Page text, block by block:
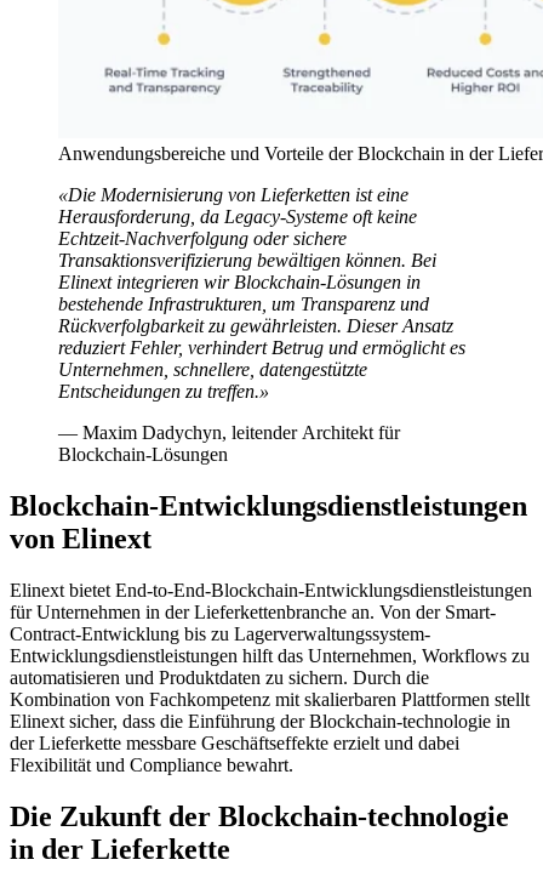
Anwendungsbereiche und Vorteile der Blockchain in der
«Die Modernisierung von Lieferketten ist eine
Herausforderung, da Legacy-Systeme oft keine
Echtzeit-Nachverfolgung oder sichere
Transaktionsverifizierung bewältigen können. Bei
Elinext integrieren wir Blockchain-Lösungen in
bestehende Infrastrukturen, um Transparenz und
Rückverfolgbarkeit zu gewährleisten. Dieser Ansatz
reduziert Fehler, verhindert Betrug und ermöglicht es
Unternehmen, schnellere, datengestützte
Entscheidungen zu treffen.»
— Maxim Dadychyn, leitender Architekt für
Blockchain-Lösungen
Blockchain-Entwicklungsdienstleistungen
von Elinext
Elinext bietet End-to-End-Blockchain-Entwicklungsdienstleistungen
für Unternehmen in der Lieferkettenbranche an. Von der Smart-
Contract-Entwicklung bis zu Lagerverwaltungssystem-
Entwicklungsdienstleistungen hilft das Unternehmen, Workflows zu
automatisieren und Produktdaten zu sichern. Durch die
Kombination von Fachkompetenz mit skalierbaren Plattformen stellt
Elinext sicher, dass die Einführung der Blockchain-technologie in
der Lieferkette messbare Geschäftseffekte erzielt und dabei
Flexibilität und Compliance bewahrt.
Die Zukunft der Blockchain-technologie
in der Lieferkette